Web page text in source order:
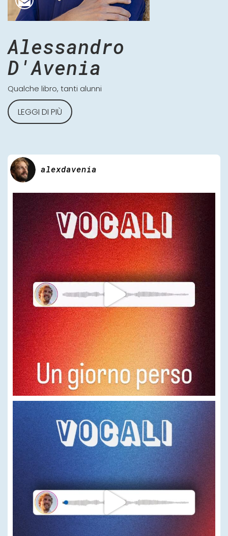
Alessandro
D'Avenia
Qualche libro, tanti alunni
LEGGI DI PIÙ
alexdavenia